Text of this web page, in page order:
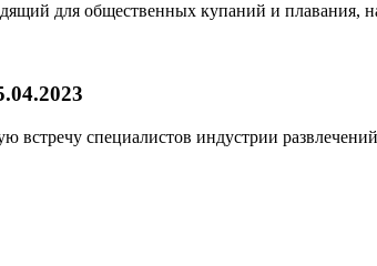
для общественных купаний и плавания,
специалистов индустрии